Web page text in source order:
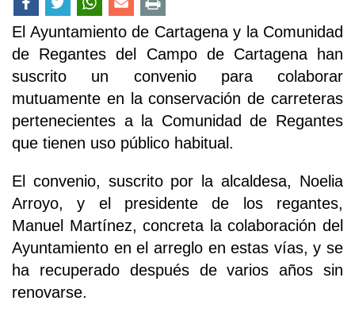
El Ayuntamiento de Cartagena y la Comunidad
de Regantes del Campo de Cartagena han
suscrito un convenio para colaborar
mutuamente en la conservación de carreteras
pertenecientes a la Comunidad de Regantes
que tienen uso público habitual.
El convenio, suscrito por la alcaldesa, Noelia
Arroyo, y el presidente de los regantes,
Manuel Martínez, concreta la colaboración del
Ayuntamiento en el arreglo en estas vías, y se
ha recuperado después de varios años sin
renovarse.